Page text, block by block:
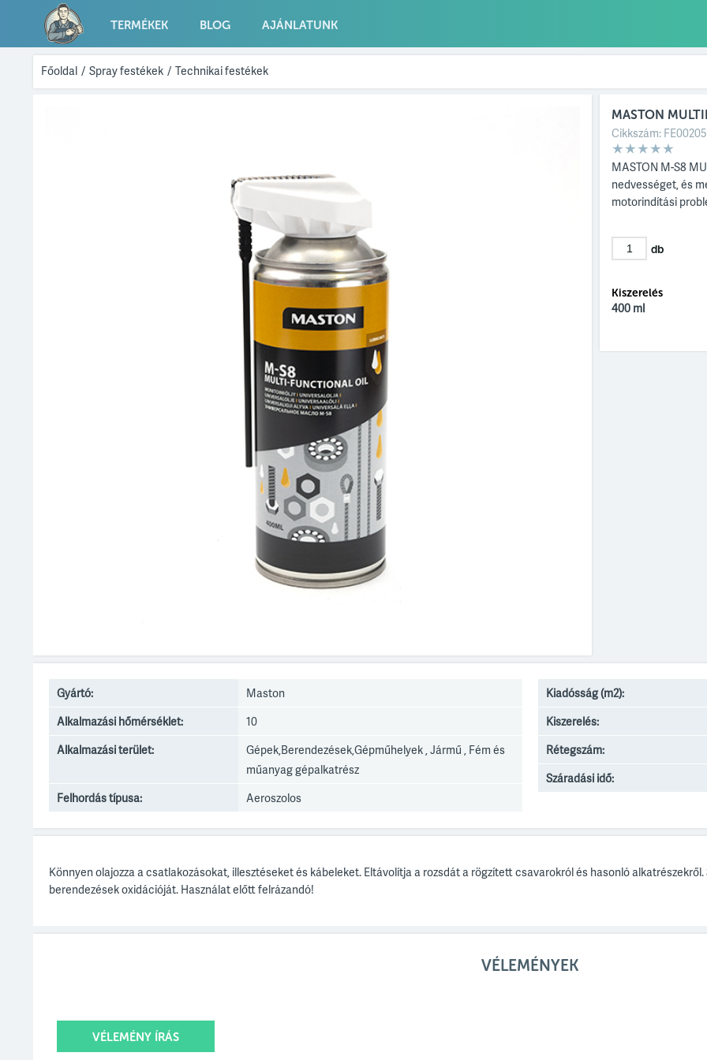
TERMÉKEK BLOG AJÁNLATUNK
Főoldal / Spray festékek / Technikai festékek
MASTON
Cikkszám:
MASTON M-S8
nedvességet, és
motorindítási
db
Kiszerelés
400 ml
Gyártó:
Maston
Alkalmazási hőmérséklet:
10
Alkalmazási terület:
Gépek,Berendezések,Gépműhelyek , Jármű , Fém és
műanyag gépalkatrész
Felhordás típusa:
Aeroszolos
Kiadósság (m2):
Kiszerelés:
Rétegszám:
Száradási idő:
Könnyen olajozza a csatlakozásokat, illesztéseket és kábeleket. Eltávolítja a rozsdát a rögzített csavarokról és hasonló
berendezések oxidációját. Használat előtt felrázandó!
VÉLEMÉNYEK
VÉLEMÉNY ÍRÁS